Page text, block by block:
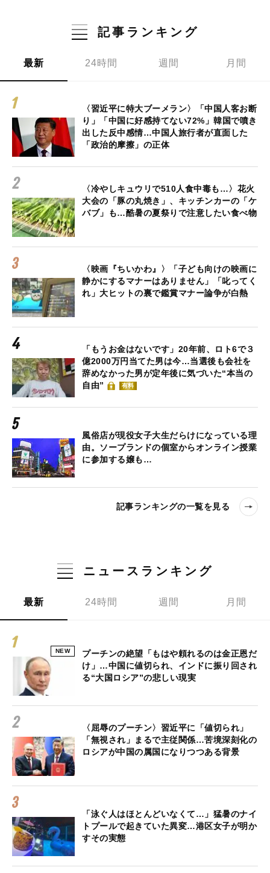
記事ランキング
最新 24時間 週間 月間
〈習近平に特大ブーメラン〉「中国人客お断
り」「中国に好感持てない72%」韓国で噴き
出した反中感情…中国人旅行者が直面した
「政治的摩擦」の正体
〈冷やしキュウリで510人食中毒も…〉花火
大会の「豚の丸焼き」、キッチンカーの「ケ
バブ」も…酷暑の夏祭りで注意したい食べ物
〈映画『ちいかわ』〉「子ども向けの映画に
静かにするマナーはありません」「叱ってく
れ」大ヒットの裏で鑑賞マナー論争が白熱
「もうお金はないです」20年前、ロト6で３
億2000万円当てた男は今…当選後も会社を
辞めなかった男が定年後に気づいた“本当の
自由”
有料
風俗店が現役女子大生だらけになっている理
由。ソープランドの個室からオンライン授業
に参加する嬢も…
記事ランキングの一覧を見る
ニュースランキング
最新 24時間 週間 月間
NEW
プーチンの絶望「もはや頼れるのは金正恩だ
け」…中国に値切られ、インドに振り回され
る“大国ロシア”の悲しい現実
〈屈辱のプーチン〉習近平に「値切られ」
「無視され」まるで主従関係…苦境深刻化の
ロシアが中国の属国になりつつある背景
「泳ぐ人はほとんどいなくて…」猛暑のナイ
トプールで起きていた異変…港区女子が明か
すその実態